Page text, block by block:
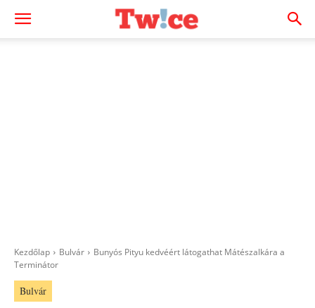
Kezdőlap Bulvár
Bunyós Pityu kedvéért látogathat Mátészalkára a
Terminátor
Bulvár